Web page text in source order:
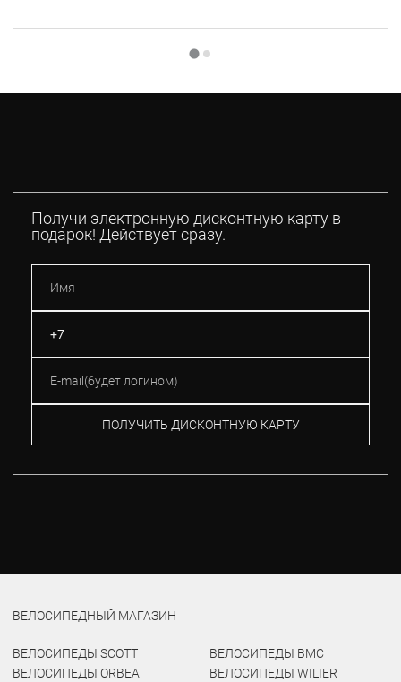
Получи электронную дисконтную карту в
подарок! Действует сразу.
ПОЛУЧИТЬ ДИСКОНТНУЮ КАРТУ
ВЕЛОСИПЕДНЫЙ МАГАЗИН
ВЕЛОСИПЕДЫ SCOTT
ВЕЛОСИПЕДЫ ORBEA
ВЕЛОСИПЕДЫ BMC
ВЕЛОСИПЕДЫ WILIER